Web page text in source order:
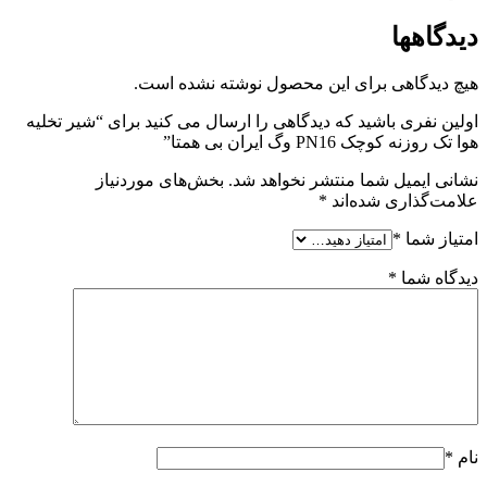
دیدگاهها
هیچ دیدگاهی برای این محصول نوشته نشده است.
اولین نفری باشید که دیدگاهی را ارسال می کنید برای “شیر تخلیه
هوا تک روزنه کوچک PN16 وگ ایران بی همتا”
نشانی ایمیل شما منتشر نخواهد شد. بخش‌های موردنیاز
علامت‌گذاری شده‌اند *
امتیاز شما *
دیدگاه شما *
نام *